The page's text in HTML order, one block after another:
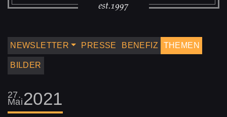
NEWSLETTER PRESSE BENEFIZ THEMEN
BILDER
27. 2021
Mai